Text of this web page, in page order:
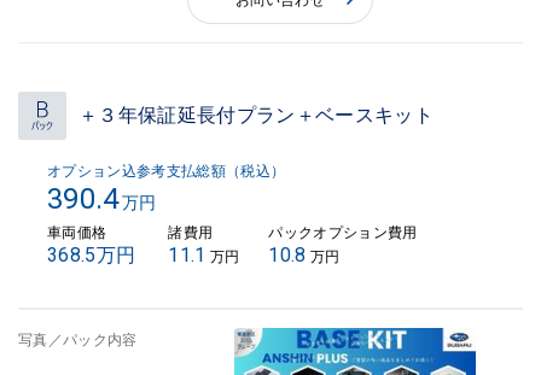
＋３年保証延長付プラン＋ベースキット
オプション込参考支払総額（税込）
390.4万円
車両価格
368.5万円
諸費用
11.1 万円
パックオプション費用
10.8 万円
写真／パック内容